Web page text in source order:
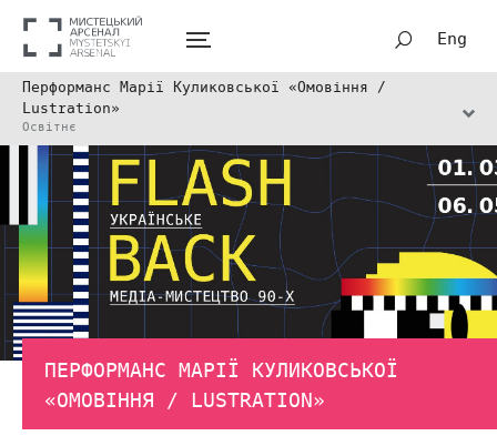
Eng
Перформанс Марії Куликовської «Омовіння /
Lustration»
Освітнє
ПЕРФОРМАНС МАРІЇ КУЛИКОВСЬКОЇ
«ОМОВІННЯ / LUSTRATION»